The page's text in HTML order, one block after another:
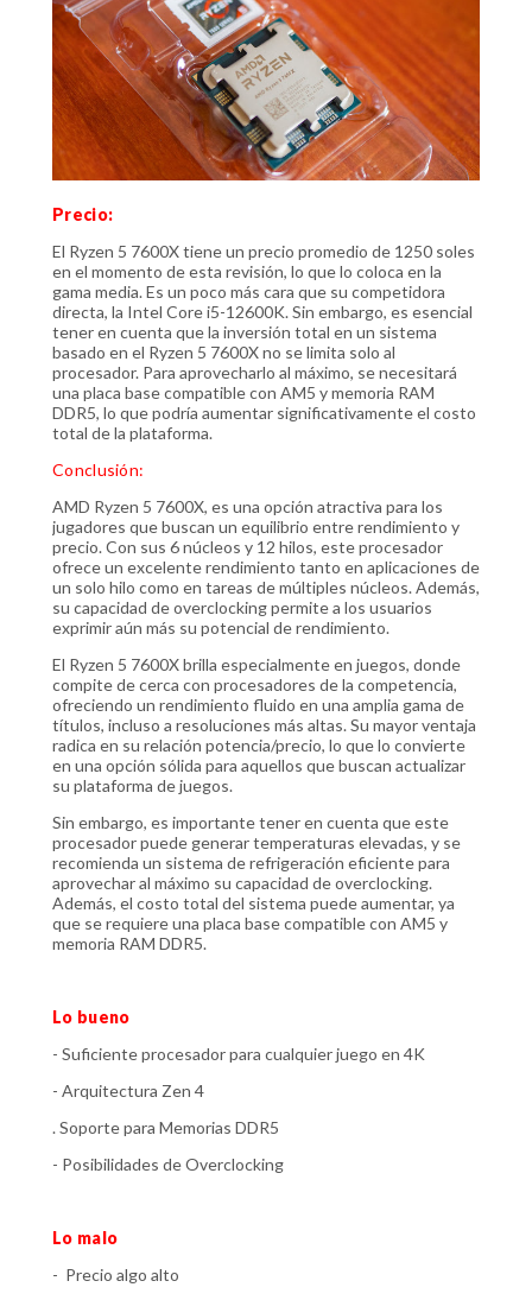
Precio:
El Ryzen 5 7600X tiene un precio promedio de 1250 soles
en el momento de esta revisión, lo que lo coloca en la
gama media. Es un poco más cara que su competidora
directa, la Intel Core i5-12600K. Sin embargo, es esencial
tener en cuenta que la inversión total en un sistema
basado en el Ryzen 5 7600X no se limita solo al
procesador. Para aprovecharlo al máximo, se necesitará
una placa base compatible con AM5 y memoria RAM
DDR5, lo que podría aumentar significativamente el costo
total de la plataforma.
Conclusión:
AMD Ryzen 5 7600X, es una opción atractiva para los
jugadores que buscan un equilibrio entre rendimiento y
precio. Con sus 6 núcleos y 12 hilos, este procesador
ofrece un excelente rendimiento tanto en aplicaciones de
un solo hilo como en tareas de múltiples núcleos. Además,
su capacidad de overclocking permite a los usuarios
exprimir aún más su potencial de rendimiento.
El Ryzen 5 7600X brilla especialmente en juegos, donde
compite de cerca con procesadores de la competencia,
ofreciendo un rendimiento fluido en una amplia gama de
títulos, incluso a resoluciones más altas. Su mayor ventaja
radica en su relación potencia/precio, lo que lo convierte
en una opción sólida para aquellos que buscan actualizar
su plataforma de juegos.
Sin embargo, es importante tener en cuenta que este
procesador puede generar temperaturas elevadas, y se
recomienda un sistema de refrigeración eficiente para
aprovechar al máximo su capacidad de overclocking.
Además, el costo total del sistema puede aumentar, ya
que se requiere una placa base compatible con AM5 y
memoria RAM DDR5.
Lo bueno
- Suficiente procesador para cualquier juego en 4K
- Arquitectura Zen 4
. Soporte para Memorias DDR5
- Posibilidades de Overclocking
Lo malo
- Precio algo alto